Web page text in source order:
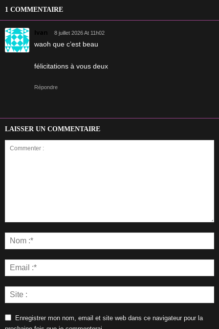
1 COMMENTAIRE
Ivan 8 juillet 2026 At 11h02
waoh que c’est beau
félicitations à vous deux
Répondre
LAISSER UN COMMENTAIRE
Enregistrer mon nom, email et site web dans ce navigateur pour la